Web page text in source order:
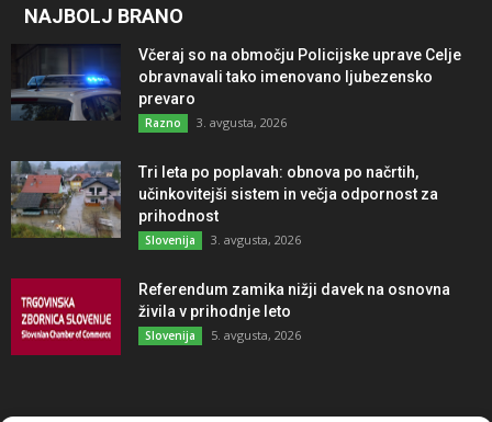
NAJBOLJ BRANO
Včeraj so na območju Policijske uprave Celje
obravnavali tako imenovano ljubezensko
prevaro
Razno 3. avgusta, 2026
Tri leta po poplavah: obnova po načrtih,
učinkovitejši sistem in večja odpornost za
prihodnost
Slovenija 3. avgusta, 2026
Referendum zamika nižji davek na osnovna
živila v prihodnje leto
Slovenija 5. avgusta, 2026